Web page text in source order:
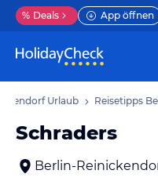
% Deals App öffnen
Urlaub Reisetipps
Schraders
Berlin-